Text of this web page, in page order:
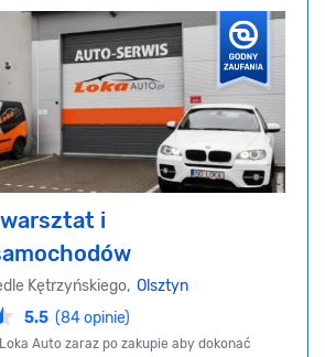
i
Kętrzyńskiego, Olsztyn
5.5 (84 opinie)
Auto zaraz po zakupie aby dokonać